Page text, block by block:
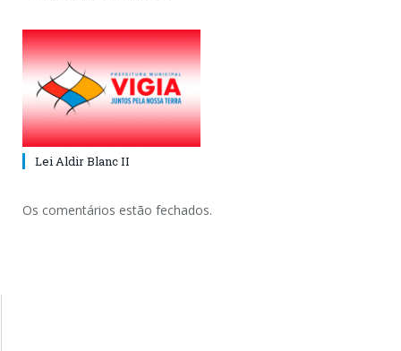
Lei Aldir Blanc II
Os comentários estão fechados.